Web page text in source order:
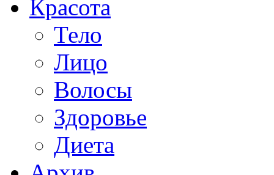
Красота
Тело
Лицо
Волосы
Здоровье
Диета